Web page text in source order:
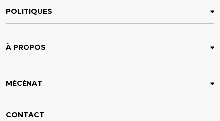
POLITIQUES
À PROPOS
MÉCÉNAT
CONTACT